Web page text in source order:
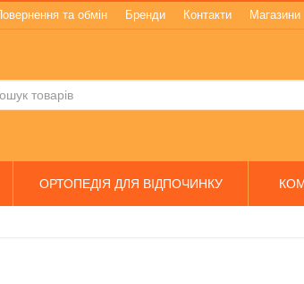
Повернення та обмін Бренди Контакти Магазини
ОРТОПЕДІЯ ДЛЯ ВІДПОЧИНКУ